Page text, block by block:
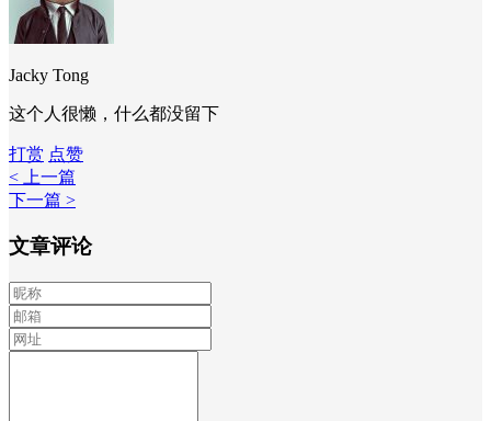
Jacky Tong
这个人很懒，什么都没留下
打赏 点赞
< 上一篇
下一篇 >
文章评论